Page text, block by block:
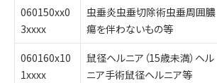
060150xx0
3xxxx
虫垂炎虫垂切除術虫垂周囲膿
瘍を伴わないもの等
060160x10
1xxxx
鼠径ヘルニア（15歳未満）ヘル
ニア手術鼠径ヘルニア等